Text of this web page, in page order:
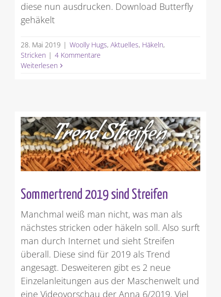
diese nun ausdrucken. Download Butterfly
gehäkelt
28. Mai 2019 | Woolly Hugs, Aktuelles, Häkeln,
Stricken | 4 Kommentare
Weiterlesen
Sommertrend 2019 sind Streifen
Manchmal weiß man nicht, was man als
nächstes stricken oder häkeln soll. Also surft
man durch Internet und sieht Streifen
überall. Diese sind für 2019 als Trend
angesagt. Desweiteren gibt es 2 neue
Einzelanleitungen aus der Maschenwelt und
eine Videovorschau der Anna 6/2019. Viel